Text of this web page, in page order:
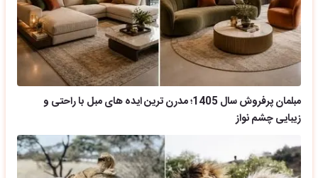
مبلمان پرفروش سال 1405؛ مدرن ترین ایده های مبل با راحتی و
زیبایی چشم نواز